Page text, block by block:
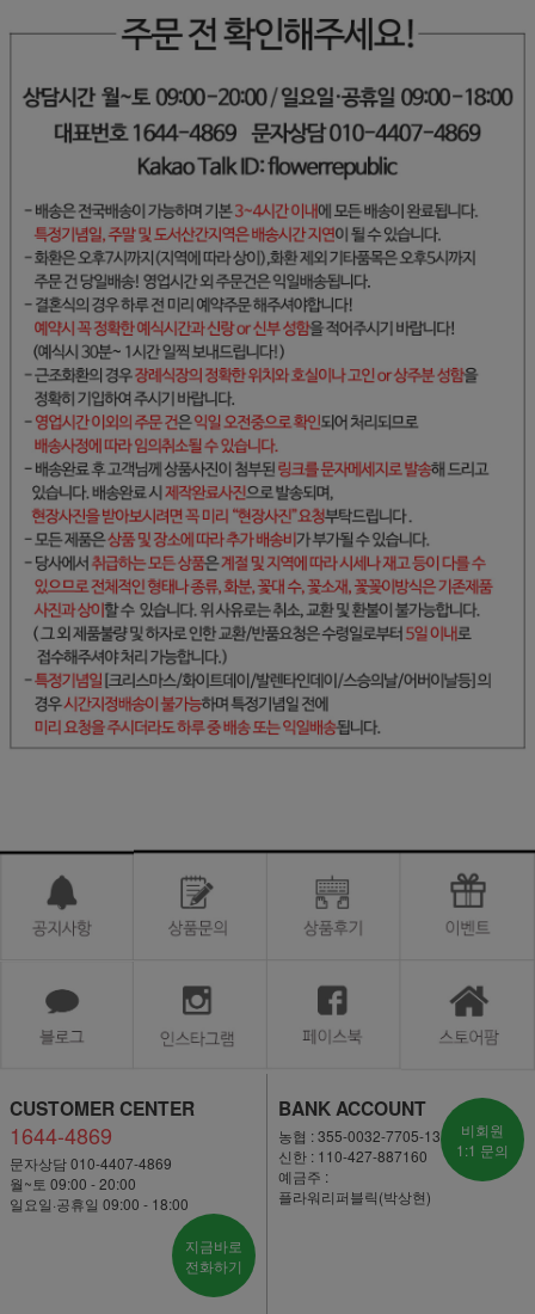
CUSTOMER CENTER
1644-4869
문자상담 010-4407-4869
월~토 09:00 - 20:00
일요일·공휴일 09:00 - 18:00
지금바로
전화하기
BANK ACCOUNT
농협 : 355-0032-7705-13
신한 : 110-427-887160
예금주 :
플라워리퍼블릭(박상현)
비회원
1:1 문의